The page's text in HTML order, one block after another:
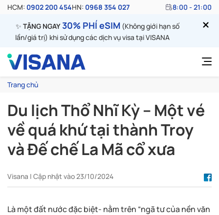
HCM: 0902 200 454HN: 0968 354 027 8:00 - 21:00
✨ TẶNG NGAY30% PHÍ eSIM (Không giới hạn số
lần/giá trị) khi sử dụng các dịch vụ visa tại VISANA
Trang chủ
Du lịch Thổ Nhĩ Kỳ – Một vé
về quá khứ tại thành Troy
và Đế chế La Mã cổ xưa
Visana | Cập nhật vào 23/10/2024
Là một đất nước đặc biệt- nằm trên “ngã tư của nền văn